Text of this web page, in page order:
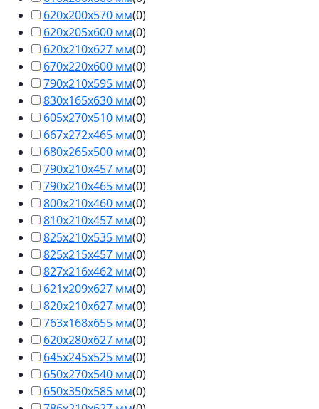
620х200х570 мм(0)
620х205х600 мм(0)
620х210х627 мм(0)
670х220х600 мм(0)
790х210х595 мм(0)
830х165х630 мм(0)
605х270х510 мм(0)
667х272х465 мм(0)
680х265х500 мм(0)
790х210х457 мм(0)
790х210х465 мм(0)
800х210х460 мм(0)
810х210х457 мм(0)
825х210х535 мм(0)
825х215х457 мм(0)
827х216х462 мм(0)
621х209х627 мм(0)
820х210х627 мм(0)
763х168х655 мм(0)
620х280х627 мм(0)
645х245х525 мм(0)
650х270х540 мм(0)
650х350х585 мм(0)